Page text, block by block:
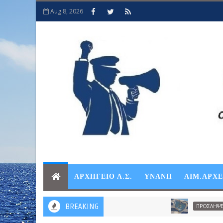
Aug 8, 2026
ΑΡΧΗΓΕΙΟ Λ.Σ. ΥΝΑΝΠ
BREAKING ΠΡΟΣΛΗΨΕΙΣ-